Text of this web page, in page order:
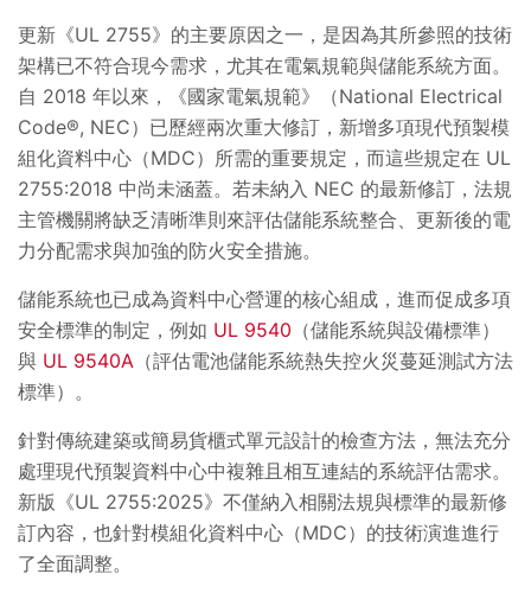
更新《UL 2755》的主要原因之一，是因為其所參照的技術
架構已不符合現今需求，尤其在電氣規範與儲能系統方面。
自 2018 年以來，《國家電氣規範》（National Electrical
Code®, NEC）已歷經兩次重大修訂，新增多項現代預製模
組化資料中心（MDC）所需的重要規定，而這些規定在 UL
2755:2018 中尚未涵蓋。若未納入 NEC 的最新修訂，法規
主管機關將缺乏清晰準則來評估儲能系統整合、更新後的電
力分配需求與加強的防火安全措施。
儲能系統也已成為資料中心營運的核心組成，進而促成多項
安全標準的制定，例如 UL 9540 （儲能系統與設備標準）
與 UL 9540A （評估電池儲能系統熱失控火災蔓延測試方法
標準）。
針對傳統建築或簡易貨櫃式單元設計的檢查方法，無法充分
處理現代預製資料中心中複雜且相互連結的系統評估需求。
新版《UL 2755:2025》不僅納入相關法規與標準的最新修
訂內容，也針對模組化資料中心（MDC）的技術演進進行
了全面調整。